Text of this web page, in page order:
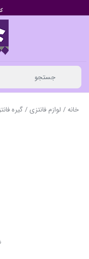
خانه/ لوازم فانتزی/گیره